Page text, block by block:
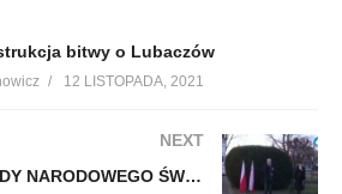
bitwy o Lubaczów
12 LISTOPADA, 2021
NEXT
UROCZYSTE OBCHODY NARODOWEGO ŚWIĘTA NIEPODLEGŁOŚCI W CIESZANOWIE